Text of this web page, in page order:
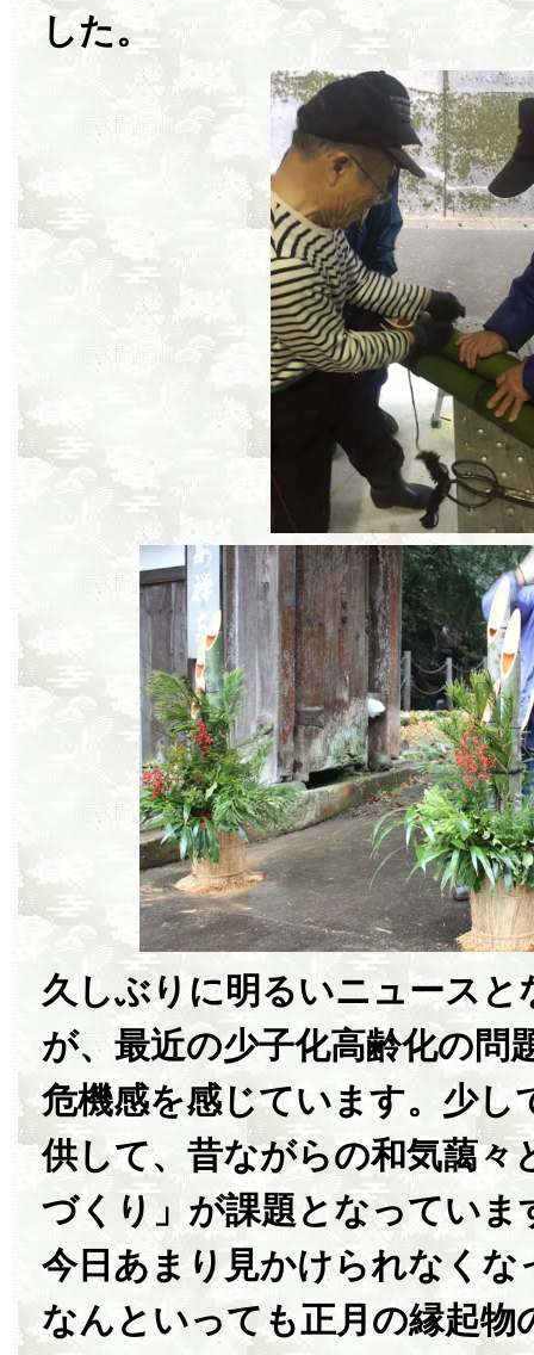
した。
久しぶりに明るいニュースと
が、最近の少子化高齢化の問
危機感を感じています。少し
供して、昔ながらの和気藹々
づくり」が課題となっていま
今日あまり見かけられなくな
なんといっても正月の縁起物